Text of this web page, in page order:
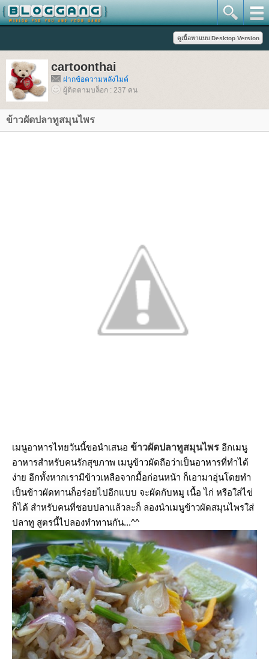
cartoonthai
ฝากข้อความหลังไมค์
ผู้ติดตามบล็อก : 237 คน
ข้าวผัดปลาทูสมุนไพร
เมนูอาหารไทยวันนี้ขอนำเสนอ ข้าวผัดปลาทูสมุนไพร อีกเมนู
อาหารสำหรับคนรักสุขภาพ เมนูข้าวผัดถือว่าเป็นอาหารที่ทำได้
ง่าย อีกทั้งหากเรามีข้าวเหลือจากมื้อก่อนหน้า ก็เอามาอุ่นโดยทำ
เป็นข้าวผัดทานก็อร่อยไปอีกแบบ จะผัดกับหมู เนื้อ ไก่ หรือใส่ไข่
ก็ได้ สำหรับคนที่ชอบปลาแล้วละก็ ลองนำเมนูข้าวผัดสมุนไพรใส่
ปลาทู สูตรนี้ไปลองทำทานกัน...^^